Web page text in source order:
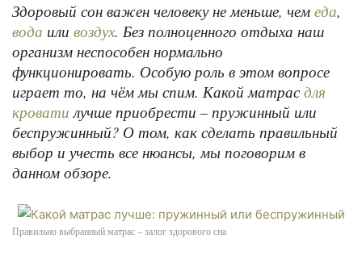
Здоровый сон важен человеку не меньше, чем еда,
вода или воздух. Без полноценного отдыха наш
организм неспособен нормально
функционировать. Особую роль в этом вопросе
играет то, на чём мы спим. Какой матрас для
кровати лучше приобрести – пружинный или
беспружинный? О том, как сделать правильный
выбор и учесть все нюансы, мы поговорим в
данном обзоре.
Правильно выбранный матрас – залог здорового сна